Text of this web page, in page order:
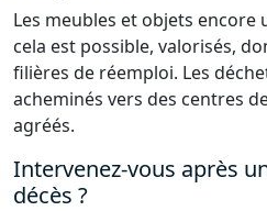
Les meubles et objets
cela est possible, valorisés,
filières de réemploi. Les
acheminés vers des centres
agréés.
Intervenez-vous après
décès ?